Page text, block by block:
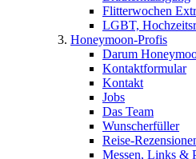
Flitterwochen
LGBT,
Honeymoon-Profis
Darum
Kontaktformular
Kontakt
Jobs
Das Team
Wunscherfüller
Reise-
Messen, Links &